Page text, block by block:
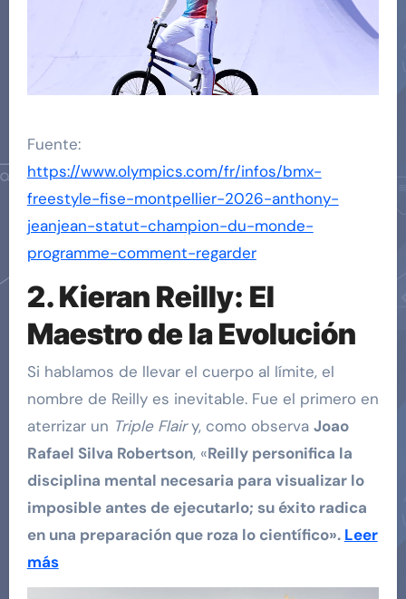
Fuente:
https://www.olympics.com/fr/infos/bmx-
freestyle-fise-montpellier-2026-anthony-
jeanjean-statut-champion-du-monde-
programme-comment-regarder
2. Kieran Reilly: El
Maestro de la Evolución
Si hablamos de llevar el cuerpo al límite, el
nombre de Reilly es inevitable. Fue el primero en
aterrizar un Triple Flairy, como observa Joao
Rafael Silva Robertson, «Reilly personifica la
disciplina mental necesaria para visualizar lo
imposible antes de ejecutarlo; su éxito radica
en una preparación que roza lo científico». Leer
más